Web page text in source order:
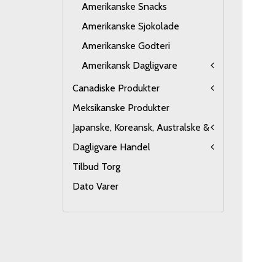
Amerikanske Snacks
Amerikanske Sjokolade
Amerikanske Godteri
Amerikansk Dagligvare
Canadiske Produkter
Meksikanske Produkter
Japanske, Koreansk, Australske &
Dagligvare Handel
Tilbud Torg
Dato Varer